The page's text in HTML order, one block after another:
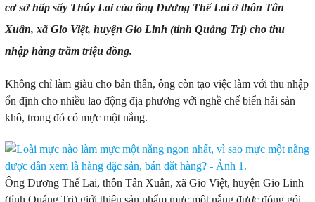
cơ sở hấp sấy Thúy Lai của ông Dương Thế Lai ở thôn Tân
Xuân, xã Gio Việt, huyện Gio Linh (tỉnh Quảng Trị) cho thu
nhập hàng trăm triệu đồng.
Không chỉ làm giàu cho bản thân, ông còn tạo việc làm với thu nhập
ổn định cho nhiều lao động địa phương với nghề chế biển hải sản
khô, trong đó có mực một nắng.
Ông Dương Thế Lai, thôn Tân Xuân, xã Gio Việt, huyện Gio Linh
(tỉnh Quảng Trị) giới thiệu sản phẩm mực một nắng được đóng gói